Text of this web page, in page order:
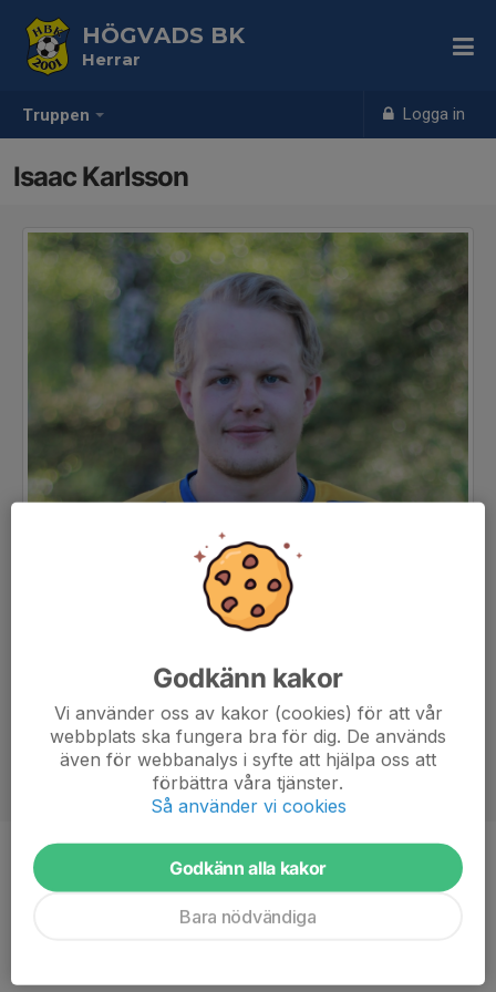
Truppen Logga in
HÖGVADS BK
Herrar
Isaac Karlsson
Position
Back
Godkänn kakor
Vi använder oss av kakor (cookies) för att vår
webbplats ska fungera bra för dig. De används
även för webbanalys i syfte att hjälpa oss att
förbättra våra tjänster.
Så använder vi cookies
Godkänn alla kakor
Bara nödvändiga